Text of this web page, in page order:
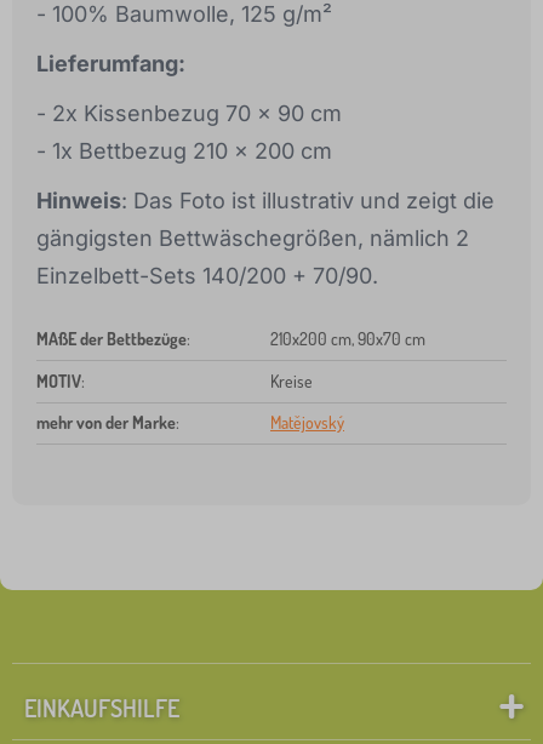
- 100% Baumwolle, 125 g/m²
Lieferumfang:
- 2x Kissenbezug 70 x 90 cm
- 1x Bettbezug 210 x 200 cm
Hinweis: Das Foto ist illustrativ und zeigt die
gängigsten Bettwäschegrößen, nämlich 2
Einzelbett-Sets 140/200 + 70/90.
MAßE der Bettbezüge: 210x200 cm, 90x70 cm
MOTIV:
Kreise
mehr von der Marke: Matějovský
EINKAUFSHILFE